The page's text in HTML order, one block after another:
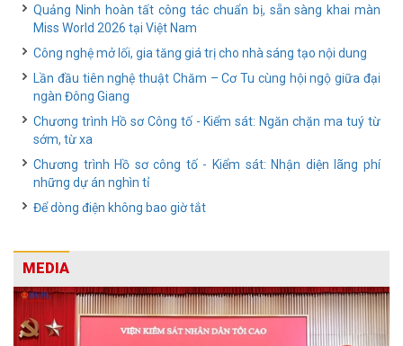
Quảng Ninh hoàn tất công tác chuẩn bị, sẵn sàng khai màn
Miss World 2026 tại Việt Nam
Công nghệ mở lối, gia tăng giá trị cho nhà sáng tạo nội dung
Lần đầu tiên nghệ thuật Chăm – Cơ Tu cùng hội ngộ giữa đại
ngàn Đông Giang
Chương trình Hồ sơ Công tố - Kiểm sát: Ngăn chặn ma tuý từ
sớm, từ xa
Chương trình Hồ sơ công tố - Kiểm sát: Nhận diện lãng phí
những dự án nghìn tỉ
Để dòng điện không bao giờ tắt
MEDIA